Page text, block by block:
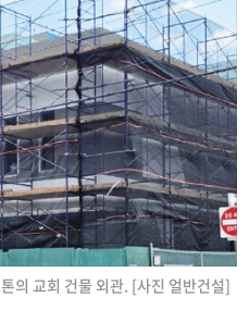
의 교회 건물 외관. [사진 얼반건설]